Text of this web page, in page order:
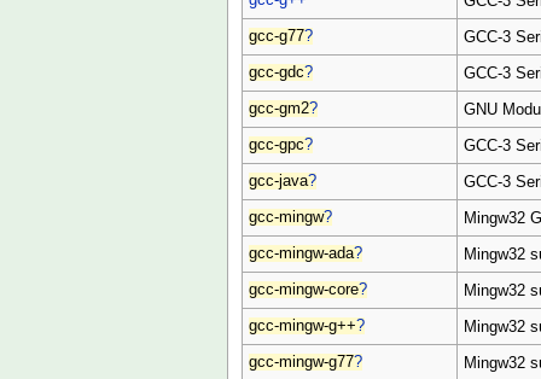
gcc-g77? GCC-3
gcc-gdc? GCC-3
gcc-gm2? GNU
gcc-gpc? GCC-3
gcc-java? GCC-3
gcc-mingw? Mingw32
gcc-mingw-ada? Mingw32
gcc-mingw-core? Mingw32
gcc-mingw-g++? Mingw32
gcc-mingw-g77? Mingw32